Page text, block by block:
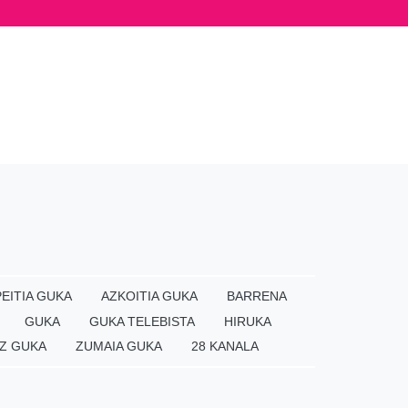
GUKA AZKOITIA GUKA
BARRENA
GUKA GUKA TELEBISTA
HIRUKA
GUKA ZUMAIA GUKA 28 KANALA